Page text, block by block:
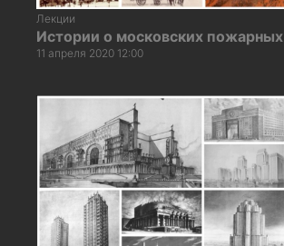
Лекции
Истории о московских пожарных
11 апреля 2020 12:00